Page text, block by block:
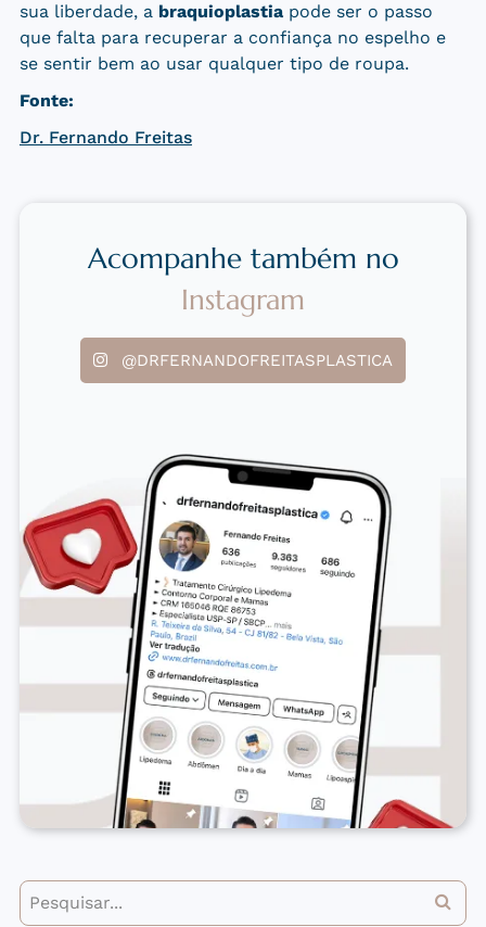
sua liberdade, a braquioplastiapode ser o passo
que falta para recuperar a confiança no espelho e
se sentir bem ao usar qualquer tipo de roupa.
Fonte:
Dr. Fernando Freitas
Acompanhe também no
Instagram
@DRFERNANDOFREITASPLASTICA